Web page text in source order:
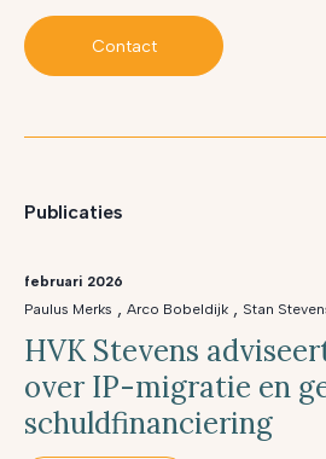
Contact
Publicaties
februari 2026
Paulus Merks , Arco Bobeldijk , Stan
HVK Stevens
over IP-migratie en
schuldfinanciering